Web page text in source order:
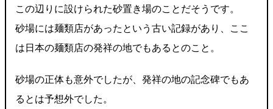
この辺りに設けられた砂置き場のことだそうです。
砂場には麺類店があったという古い記録があり、ここ
は日本の麺類店の発祥の地でもあるとのこと。
砂場の正体も意外でしたが、発祥の地の記念碑でもあ
るとは予想外でした。